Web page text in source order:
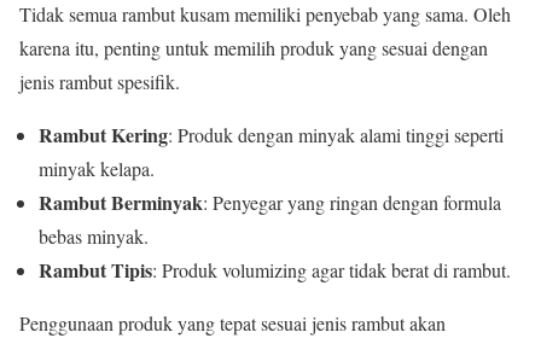
Tidak semua rambut kusam memiliki penyebab yang sama. Oleh
karena itu, penting untuk memilih produk yang sesuai dengan
jenis rambut spesifik.
Rambut Kering: Produk dengan minyak alami tinggi seperti
minyak kelapa.
Rambut Berminyak: Penyegar yang ringan dengan formula
bebas minyak.
Rambut Tipis: Produk volumizing agar tidak berat di rambut.
Penggunaan produk yang tepat sesuai jenis rambut akan